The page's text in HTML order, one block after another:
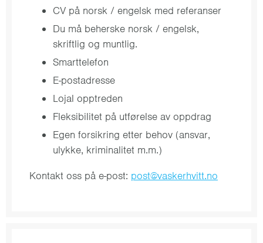
CV på norsk / engelsk med referanser
Du må beherske norsk / engelsk,
skriftlig og muntlig.
Smarttelefon
E-postadresse
Lojal opptreden
Fleksibilitet på utførelse av oppdrag
Egen forsikring etter behov (ansvar,
ulykke, kriminalitet m.m.)
Kontakt oss på e-post: post@vaskerhvitt.no